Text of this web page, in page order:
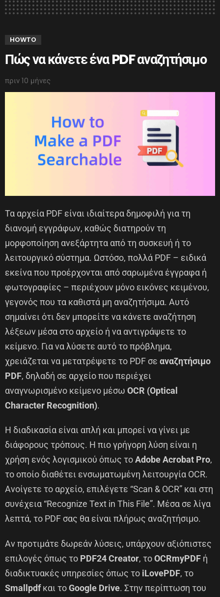
HOWTO
Πώς να κάνετε ένα PDF αναζητήσιμο
πριν 10 μήνες
Τα αρχεία PDF είναι ιδιαίτερα δημοφιλή για τη
διανομή εγγράφων, καθώς διατηρούν τη
μορφοποίηση ανεξάρτητα από τη συσκευή ή το
λειτουργικό σύστημα. Ωστόσο, πολλά PDF – ειδικά
εκείνα που προέρχονται από σαρωμένα έγγραφα ή
φωτογραφίες – περιέχουν μόνο εικόνες κειμένου,
γεγονός που τα καθιστά μη αναζητήσιμα. Αυτό
σημαίνει ότι δεν μπορείτε να κάνετε αναζήτηση
λέξεων μέσα στο αρχείο ή να αντιγράψετε το
κείμενο. Για να λύσετε αυτό το πρόβλημα,
χρειάζεται να μετατρέψετε το PDF σε αναζητήσιμο
PDF, δηλαδή σε αρχείο που περιέχει
αναγνωρισμένο κείμενο μέσω OCR (Optical
Character Recognition).
Η διαδικασία είναι απλή και μπορεί να γίνει με
διάφορους τρόπους. Η πιο γρήγορη λύση είναι η
χρήση ενός λογισμικού όπως τοAdobe Acrobat Pro,
το οποίο διαθέτει ενσωματωμένη λειτουργία OCR.
Ανοίγετε το αρχείο, επιλέγετε “Scan & OCR” και στη
συνέχεια “Recognize Text in This File”. Μέσα σε λίγα
λεπτά, το PDF σας θα είναι πλήρως αναζητήσιμο.
Αν προτιμάτε δωρεάν λύσεις, υπάρχουν αξιόπιστες
επιλογές όπως το PDF24 Creator, τοOCRmyPDF ή
διαδικτυακές υπηρεσίες όπως το iLovePDF, το
Smallpdfκαι τοGoogle Drive. Στην περίπτωση του